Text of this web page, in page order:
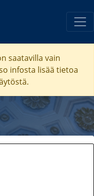
saatavilla vain
infosta lisää tietoa